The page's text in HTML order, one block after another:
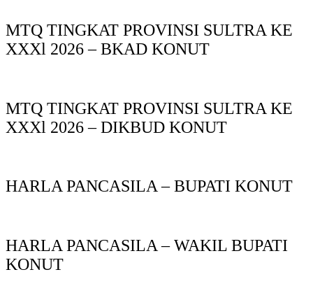
MTQ TINGKAT PROVINSI SULTRA KE
XXXl 2026 – BKAD KONUT
MTQ TINGKAT PROVINSI SULTRA KE
XXXl 2026 – DIKBUD KONUT
HARLA PANCASILA – BUPATI KONUT
HARLA PANCASILA – WAKIL BUPATI
KONUT